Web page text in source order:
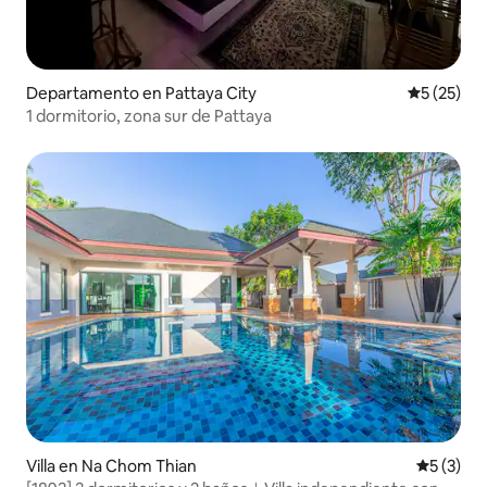
Departamento en Pattaya City
5 (25)
1 dormitorio, zona sur de Pattaya
Villa en Na Chom Thian
5 (3)